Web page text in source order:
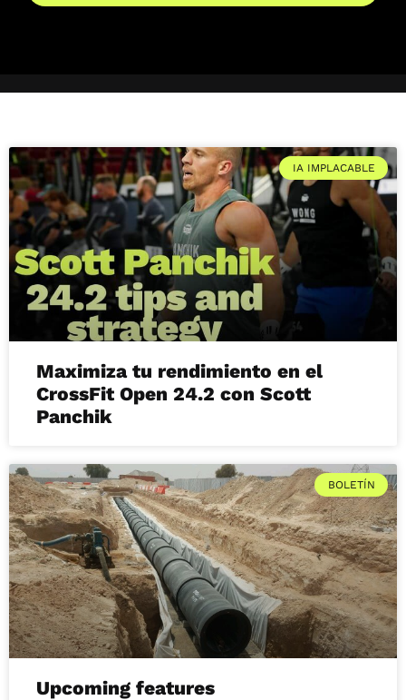
IA IMPLACABLE
Maximiza tu rendimiento en el
CrossFit Open 24.2 con Scott
Panchik
BOLETÍN
Upcoming features